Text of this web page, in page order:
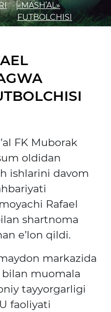
«MASH’AL»
FUTBOLCHISI
FK Muborak
oldidan
ishlarini davom
Rafael
shartnoma
e’lon qildi.
markazida
bilan muomala
tayyorgarligi
faoliyati